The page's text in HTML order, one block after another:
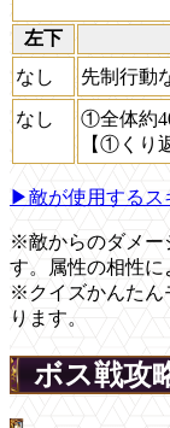
左下
なし
先制行動
なし
①全体約
【①くり
▶敵が使用するス
※敵からのダメー
す。属性の相性に
※クイズかんたん
ります。
ボス戦攻